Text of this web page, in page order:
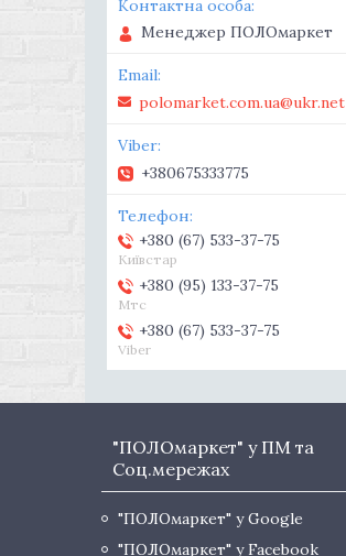
Менеджер ПОЛОмаркет
polomarket.com.ua@ukr.net
+380675333775
+380 (67) 533-37-75
Київстар
+380 (95) 133-37-75
Мтс
+380 (67) 533-37-75
Viber
"ПОЛОмаркет" у ПМ та
Соц.мережах
"ПОЛОмаркет" у Google
"ПОЛОмаркет" у Facebook